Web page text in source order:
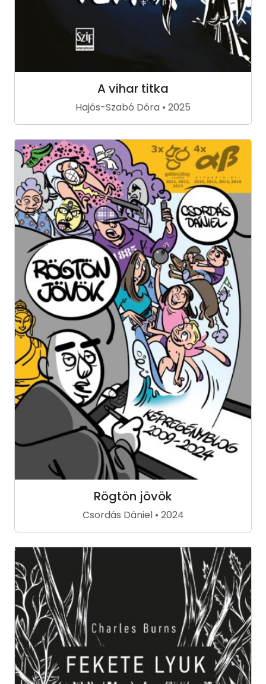
A vihar titka
Hajós-Szabó Dóra • 2025
Rögtön jövök
Csordás Dániel • 2024